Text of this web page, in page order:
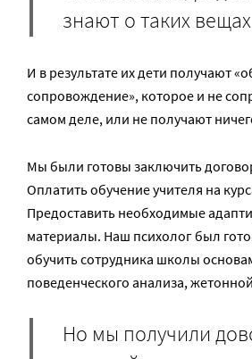
знают о таких
И в результате их дети получают
сопровождение», которое и не
самом деле, или не получают
Мы были готовы заключить
Оплатить обучение учителя на
Предоставить необходимые
материалы. Наш психолог был
обучить сотрудника школы
поведенческого анализа,
Но мы получили